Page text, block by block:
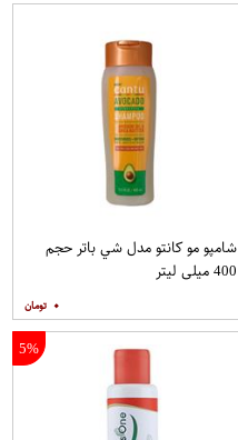
شامپو مو کانتو مدل شي باتر حجم
400 میلی لیتر
۰
5%